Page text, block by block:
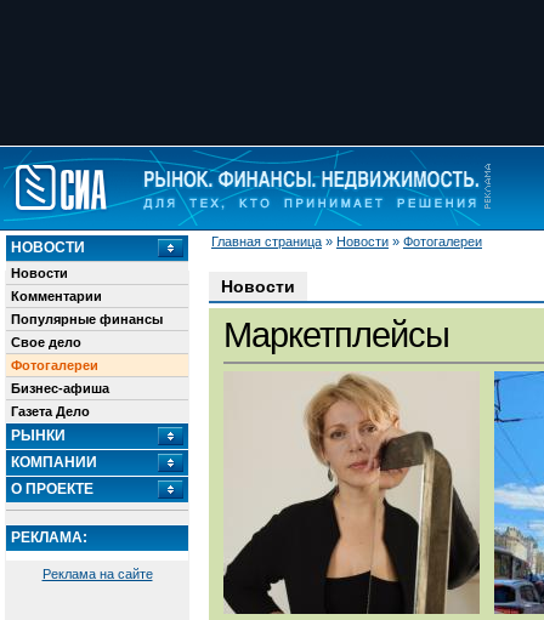
Главная страница » Новости » Фотогалереи
НОВОСТИ
Новости
Комментарии
Популярные финансы
Свое дело
Фотогалереи
Бизнес-афиша
Газета Дело
РЫНКИ
КОМПАНИИ
О ПРОЕКТЕ
РЕКЛАМА:
Реклама на сайте
Новости
Маркетплейсы